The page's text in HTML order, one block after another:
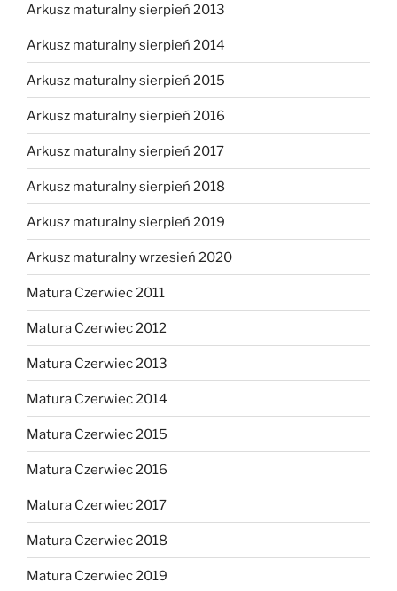
Arkusz maturalny sierpień 2013
Arkusz maturalny sierpień 2014
Arkusz maturalny sierpień 2015
Arkusz maturalny sierpień 2016
Arkusz maturalny sierpień 2017
Arkusz maturalny sierpień 2018
Arkusz maturalny sierpień 2019
Arkusz maturalny wrzesień 2020
Matura Czerwiec 2011
Matura Czerwiec 2012
Matura Czerwiec 2013
Matura Czerwiec 2014
Matura Czerwiec 2015
Matura Czerwiec 2016
Matura Czerwiec 2017
Matura Czerwiec 2018
Matura Czerwiec 2019